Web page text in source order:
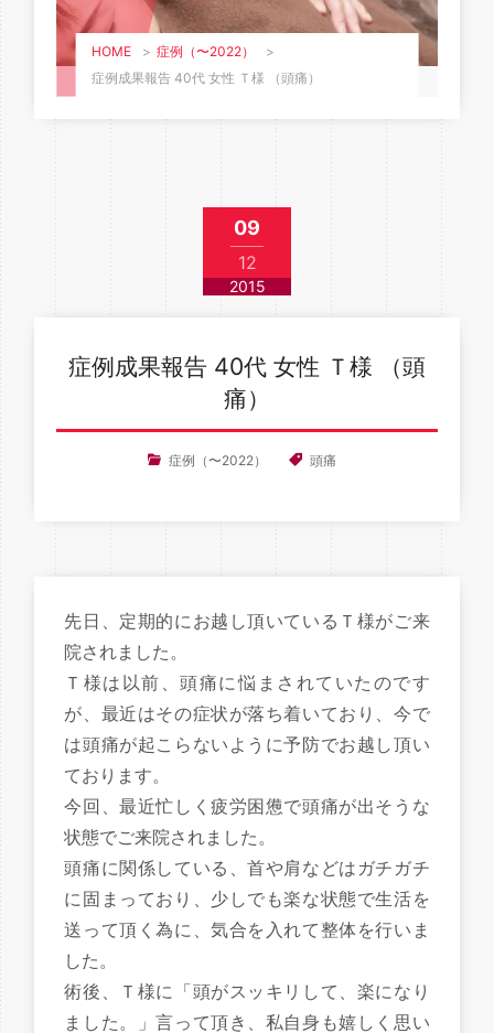
HOME > 症例（〜2022）
>
症例成果報告 40代 女性 Ｔ様 （頭痛）
09
12
2015
症例成果報告 40代 女性 Ｔ様 （頭
痛）
症例（〜2022） 頭痛
先日、定期的にお越し頂いているＴ様がご来
院されました。
Ｔ様は以前、頭痛に悩まされていたのです
が、最近はその症状が落ち着いており、今で
は頭痛が起こらないように予防でお越し頂い
ております。
今回、最近忙しく疲労困憊で頭痛が出そうな
状態でご来院されました。
頭痛に関係している、首や肩などはガチガチ
に固まっており、少しでも楽な状態で生活を
送って頂く為に、気合を入れて整体を行いま
した。
術後、Ｔ様に「頭がスッキリして、楽になり
ました。」言って頂き、私自身も嬉しく思い